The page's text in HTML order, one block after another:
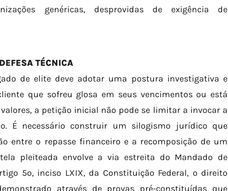
genéricas, desprovidas de exigência de
TÉCNICA
de elite deve adotar uma postura investigativa e
que sofreu glosa em seus vencimentos ou está
a petição inicial não pode se limitar a invocar a
É necessário construir um silogismo jurídico que
entre o repasse financeiro e a recomposição de um
pleiteada envolve a via estreita do Mandado de
5º, inciso LXIX, da Constituição Federal, o direito
através de provas pré-constituídas que